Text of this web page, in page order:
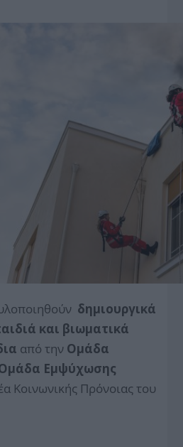
δημιουργικά
και βιωματικά
από την Ομάδα
Εμψύχωσης
Κοινωνικής Πρόνοιας του